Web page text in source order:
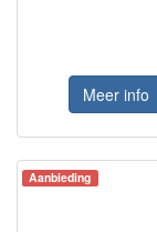
Meer info
Aanbieding